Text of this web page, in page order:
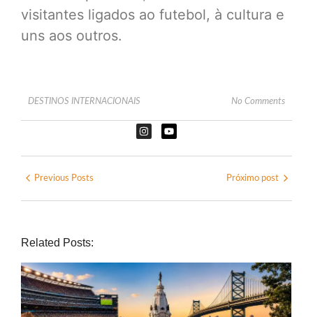
visitantes ligados ao futebol, à cultura e
uns aos outros.
DESTINOS INTERNACIONAIS No Comments
Previous Posts Próximo post
Related Posts: